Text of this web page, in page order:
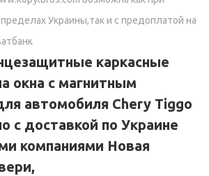
Украины,так и с предоплатой на
каркасные
окна с магнитным
автомобиля Chery Tiggo
с доставкой по Украине
компаниями Новая